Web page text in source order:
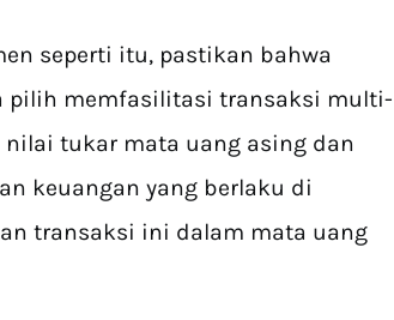
seperti itu, pastikan bahwa
pilih memfasilitasi transaksi multi-
tukar mata uang asing dan
keuangan yang berlaku di
transaksi ini dalam mata uang